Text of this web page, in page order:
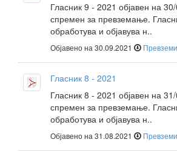
Гласник 9 - 2021 објавен на
спремен за превземање.
обработува и објавува н..
Објавено на 30.09.2021 Превземи
Гласник 8 - 2021
Гласник 8 - 2021 објавен на
спремен за превземање.
обработува и објавува н..
Објавено на 31.08.2021 Превземи